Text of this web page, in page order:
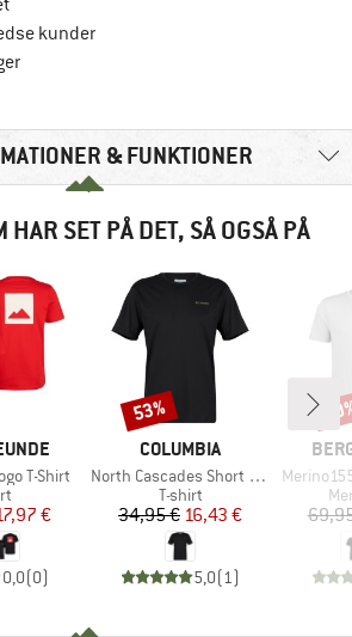
kunder
certificeret - oplysningerne får du
& FUNKTIONER
SET PÅ DET, SÅ OGSÅ PÅ
T-Shirt
pris
€
0,0(0)
MÆRKE
COLUMBIA
Artikel
North Cascades Short Sleeve Tee
Produktgruppe
T-shirt
Pris
34,95 €Nedsat pris
16,43 €
5,0(1 )
Rabat
53%
Artikel
Merino155